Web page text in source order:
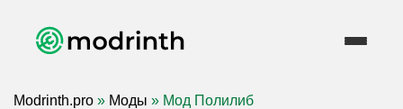
Modrinth.pro » Моды » Мод Полилиб